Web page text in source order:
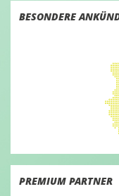
BESONDERE
PREMIUM PARTNER